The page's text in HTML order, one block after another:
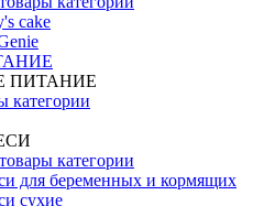
cake
ПИТАНИЕ
категории
категории
для беременных и кормящих
сухие